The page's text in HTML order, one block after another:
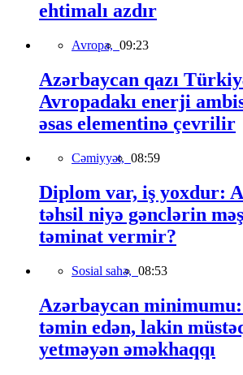
ehtimalı azdır
Avropa, 09:23
Azərbaycan qazı
Avropadakı enerji
əsas elementinə çevrilir
Cəmiyyət, 08:59
Diplom var, iş yoxdur:
təhsil niyə gənclərin
təminat vermir?
Sosial sahə, 08:53
Azərbaycan minimumu:
təmin edən, lakin
yetməyən əməkhaqqı